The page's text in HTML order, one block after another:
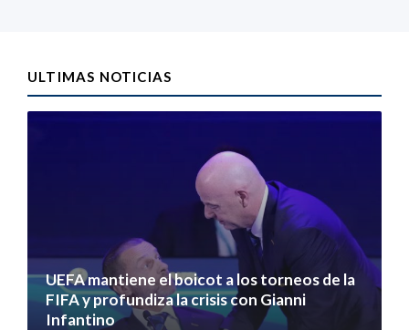
ULTIMAS NOTICIAS
UEFA mantiene el boicot a los torneos de la
FIFA y profundiza la crisis con Gianni
Infantino